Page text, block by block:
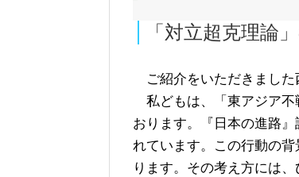
「対立超克理論
ご紹介をいただきました
私どもは、「東アジア不
おります。『日本の進路
れています。この行動の
ります。その考え方には